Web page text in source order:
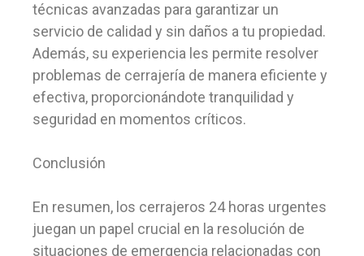
técnicas avanzadas para garantizar un
servicio de calidad y sin daños a tu propiedad.
Además, su experiencia les permite resolver
problemas de cerrajería de manera eficiente y
efectiva, proporcionándote tranquilidad y
seguridad en momentos críticos.
Conclusión
En resumen, los cerrajeros 24 horas urgentes
juegan un papel crucial en la resolución de
situaciones de emergencia relacionadas con